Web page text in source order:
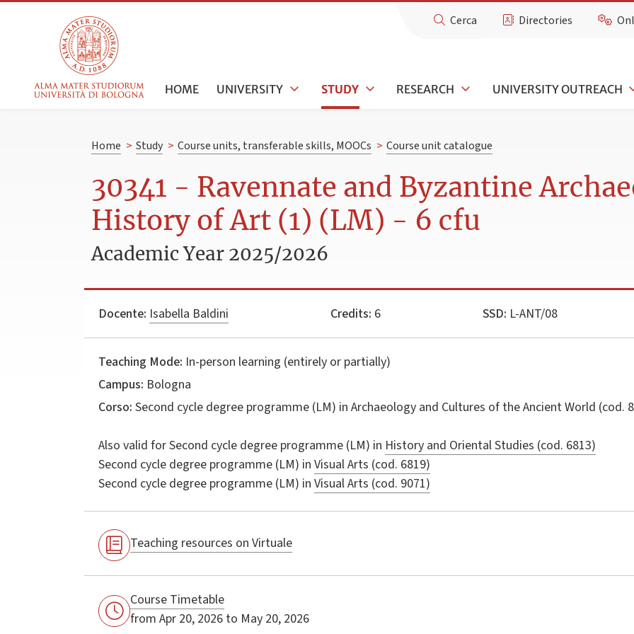
Cerca Directories
HOME UNIVERSITY STUDY RESEARCH UNIVERSITY OUTREACH
Home > Study > Course units, transferable skills, MOOCs > Course unit catalogue
30341 - Ravennate and Byzantine
History of Art (1) (LM) - 6 cfu
Academic Year 2025/2026
Docente: Isabella Baldini Credits: 6 SSD: L-ANT/08
Teaching Mode: In-person learning (entirely or partially)
Campus: Bologna
Corso: Second cycle degree programme (LM) in Archaeology and Cultures of the Ancient World (cod.
Also valid forSecond cycle degree programme (LM) in History and Oriental Studies (cod. 6813)
Second cycle degree programme (LM) in Visual Arts (cod. 6819)
Second cycle degree programme (LM) in Visual Arts (cod. 9071)
Teaching resources on Virtuale
Course Timetable
from Apr 20, 2026 to May 20, 2026